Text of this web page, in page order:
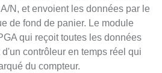
N, et envoient les données par le
de fond de panier. Le module
qui reçoit toutes les données
contrôleur en temps réel qui
du compteur.